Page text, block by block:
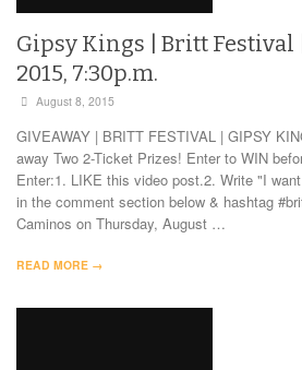
Gipsy Kings | Britt Festival
2015, 7:30p.m.
August 8, 2015
GIVEAWAY | BRITT FESTIVAL | GIPSY
away Two 2-Ticket Prizes! Enter to WIN
Enter:1. LIKE this video post.2. Write "I
in the comment section below & hashtag
Caminos on Thursday, August …
READ MORE →